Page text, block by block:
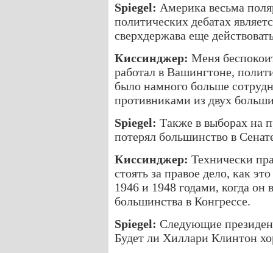
Spiegel: Америка весьма
политических дебатах
сверхдержава еще
Киссинджер: Меня
работал в Вашингтоне,
было намного больше
противниками из двух
Spiegel: Также в выборах на
потерял большинство в
Киссинджер: Технически
стоять за правое дело, как
1946 и 1948 годами, когда
большинства в Конгрессе.
Spiegel: Следующие
Будет ли Хиллари Клинтон